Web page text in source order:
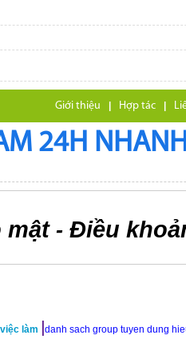
Giới thiệu | Hợp tác |
24H
mật - Điều
làm |danh sach group tuyen dung